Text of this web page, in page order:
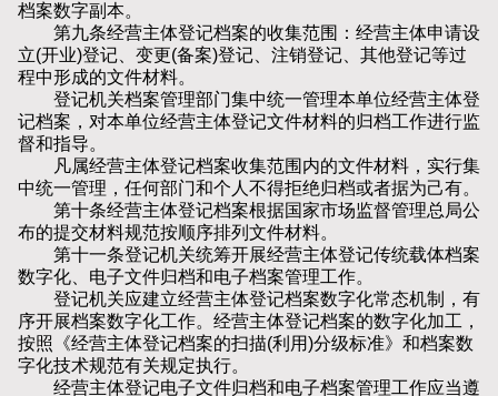
档案数字副本。
第九条经营主体登记档案的收集范围：经营主体申请设
立(开业)登记、变更(备案)登记、注销登记、其他登记等过
程中形成的文件材料。
登记机关档案管理部门集中统一管理本单位经营主体登
记档案，对本单位经营主体登记文件材料的归档工作进行监
督和指导。
凡属经营主体登记档案收集范围内的文件材料，实行集
中统一管理，任何部门和个人不得拒绝归档或者据为己有。
第十条经营主体登记档案根据国家市场监督管理总局公
布的提交材料规范按顺序排列文件材料。
第十一条登记机关统筹开展经营主体登记传统载体档案
数字化、电子文件归档和电子档案管理工作。
登记机关应建立经营主体登记档案数字化常态机制，有
序开展档案数字化工作。经营主体登记档案的数字化加工，
按照《经营主体登记档案的扫描(利用)分级标准》和档案数
字化技术规范有关规定执行。
经营主体登记电子文件归档和电子档案管理工作应当遵